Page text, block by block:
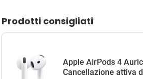
Prodotti consigliati
Apple AirPods 4
Cancellazione attiva